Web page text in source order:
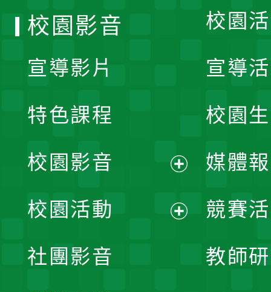
校園
宣導
校園
媒體
競賽
教師
校園影音
宣導影片
特色課程
校園影音
開
校園活動
社團影音